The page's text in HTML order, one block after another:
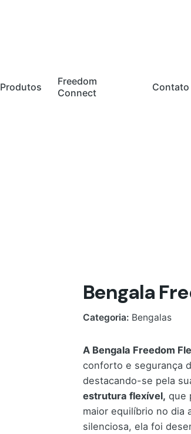
Produtos
Freedom
Connect
Contato
Bengala
Categoria: Bengalas
A Bengala Freedom
conforto e segurança
destacando-se pela
estrutura flexível, que
maior equilíbrio no dia
silenciosa, ela foi